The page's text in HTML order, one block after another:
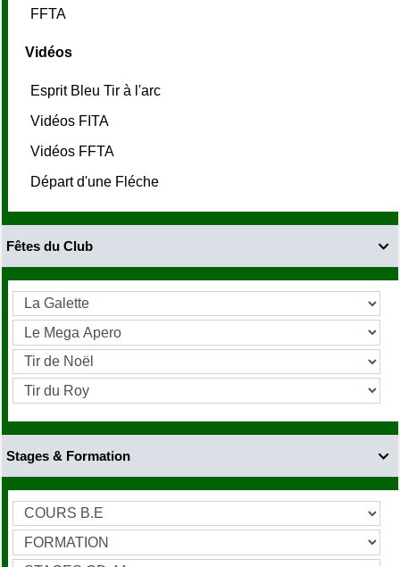
FFTA
Vidéos
Esprit Bleu Tir à l'arc
Vidéos FITA
Vidéos FFTA
Départ d'une Fléche

Fêtes du Club

Stages & Formation